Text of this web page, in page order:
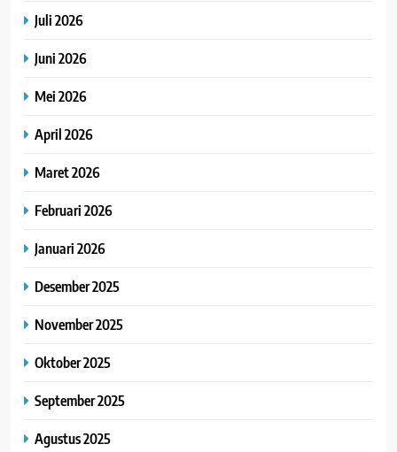
Juli 2026
Juni 2026
Mei 2026
April 2026
Maret 2026
Februari 2026
Januari 2026
Desember 2025
November 2025
Oktober 2025
September 2025
Agustus 2025